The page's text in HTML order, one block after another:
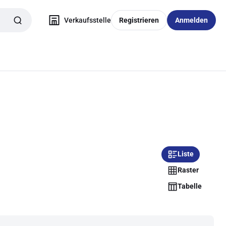
Verkaufsstelle Registrieren Anmelden
Liste
Raster
Tabelle